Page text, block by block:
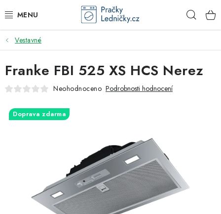
na
DODAVATEL
VESTAVNÉ SPOTŘEBIČE
VOLNĚ STOJÍCÍ SPOTŘEBIČE
DŘEZY A BATERIE
GASTRO
Vestavné
Franke FBI 525 XS HCS Nerez
Neohodnoceno Podrobnosti hodnocení
Doprava zdarma